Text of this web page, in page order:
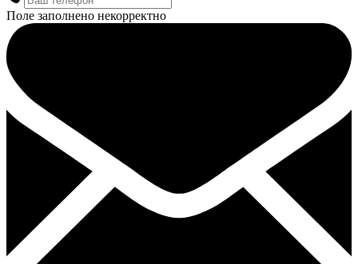
Поле заполнено некорректно